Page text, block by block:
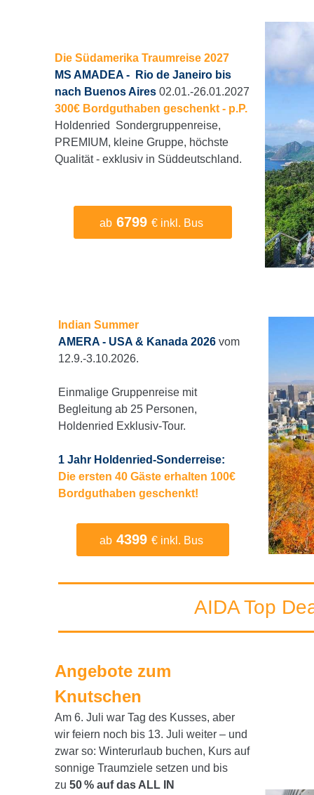
Die Südamerika Traumreise 2027
MS AMADEA - Rio de Janeiro bis
nach Buenos Aires 02.01.-26.01.2027
300€ Bordguthaben geschenkt - p.P.
Holdenried Sondergruppenreise,
PREMIUM, kleine Gruppe, höchste
Qualität - exklusiv in Süddeutschland.
ab 6799 € inkl. Bus
Indian Summer
AMERA - USA & Kanada 2026 vom
12.9.-3.10.2026.
Einmalige Gruppenreise mit
Begleitung ab 25 Personen,
Holdenried Exklusiv-Tour.
1 Jahr Holdenried-Sonderreise:
Die ersten 40 Gäste erhalten 100€
Bordguthaben geschenkt!
ab 4399 € inkl. Bus
AIDA Top
Angebote zum
Knutschen
Am 6. Juli war Tag des Kusses, aber
wir feiern noch bis 13. Juli weiter – und
zwar so: Winterurlaub buchen, Kurs auf
sonnige Traumziele setzen und bis
zu 50 % auf das ALL IN